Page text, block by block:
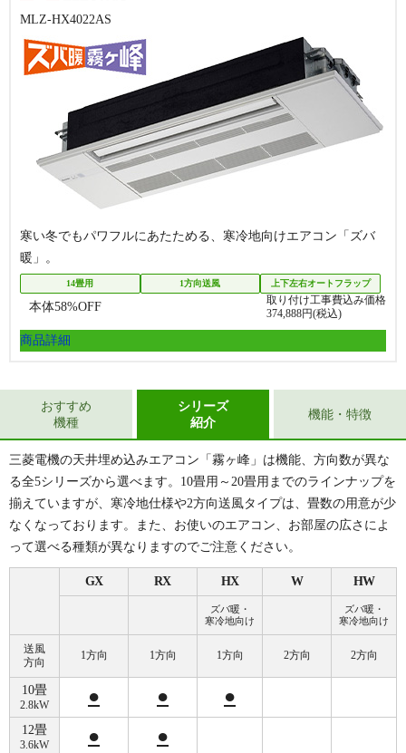
MLZ-HX4022AS
寒い冬でもパワフルにあたためる、寒冷地向けエアコン「ズバ
暖」。
14畳用 1方向送風 上下左右オートフラップ
本体58%OFF
取り付け工事費込み価格
374,888円(税込)
商品詳細
おすすめ
機種
シリーズ
紹介
機能・特徴
三菱電機の天井埋め込みエアコン「霧ヶ峰」は機能、方向数が異な
る全5シリーズから選べます。10畳用～20畳用までのラインナップを
揃えていますが、寒冷地仕様や2方向送風タイプは、畳数の用意が少
なくなっております。また、お使いのエアコン、お部屋の広さによ
って選べる種類が異なりますのでご注意ください。
GX RX HX W HW
ズバ暖・
寒冷地向け
ズバ暖・
寒冷地向け
送風
方向
1方向 1方向 1方向 2方向 2方向
10畳
2.8kW ● ● ●
12畳
3.6kW ● ●